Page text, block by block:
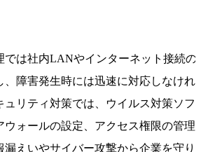
では社内LANやインターネット接続の
、障害発生時には迅速に対応しなけれ
ュリティ対策では、ウイルス対策ソフ
ウォールの設定、アクセス権限の管理
漏えいやサイバー攻撃から企業を守り